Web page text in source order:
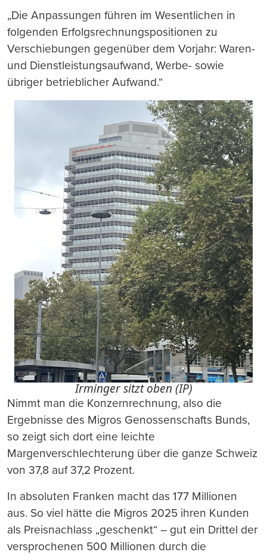
„Die Anpassungen führen im Wesentlichen in
folgenden Erfolgsrechnungspositionen zu
Verschiebungen gegenüber dem Vorjahr: Waren-
und Dienstleistungsaufwand, Werbe- sowie
übriger betrieblicher Aufwand.“
Irminger sitzt oben (IP)
Nimmt man die Konzernrechnung, also die
Ergebnisse des Migros Genossenschafts Bunds,
so zeigt sich dort eine leichte
Margenverschlechterung über die ganze Schweiz
von 37,8 auf 37,2 Prozent.
In absoluten Franken macht das 177 Millionen
aus. So viel hätte die Migros 2025 ihren Kunden
als Preisnachlass „geschenkt“ – gut ein Drittel der
versprochenen 500 Millionen durch die